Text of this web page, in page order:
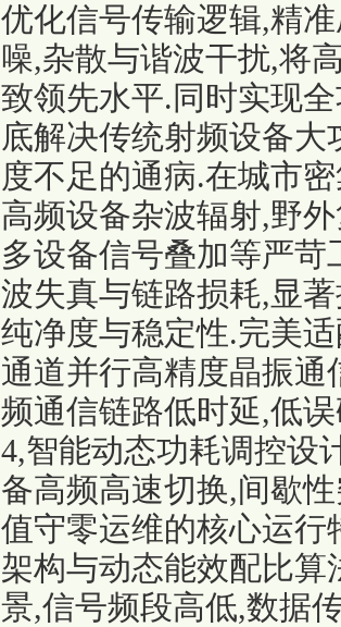
优化信号传输逻辑,精
噪,杂散与谐波干扰,将
致领先水平.同时实现
底解决传统射频设备
度不足的通病.在城市
高频设备杂波辐射,野
多设备信号叠加等严
波失真与链路损耗,显
纯净度与稳定性.完美
通道并行高精度晶振通
频通信链路低时延,低
4,智能动态功耗调控设
备高频高速切换,间歇
值守零运维的核心运
架构与动态能效配比
景,信号频段高低,数据